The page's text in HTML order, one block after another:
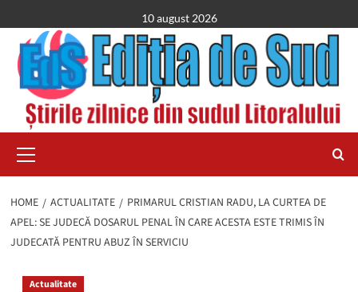
to
content
10 august 2026
Menu
HOME ACTUALITATE
PRIMARUL CRISTIAN RADU, LA CURTEA DE
APEL: SE JUDECĂ DOSARUL PENAL ÎN CARE ACESTA ESTE TRIMIS ÎN
JUDECATĂ PENTRU ABUZ ÎN SERVICIU
Actualitate